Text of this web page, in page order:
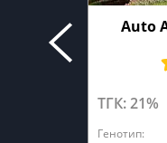
Auto
ТГК: 21%
Генотип: